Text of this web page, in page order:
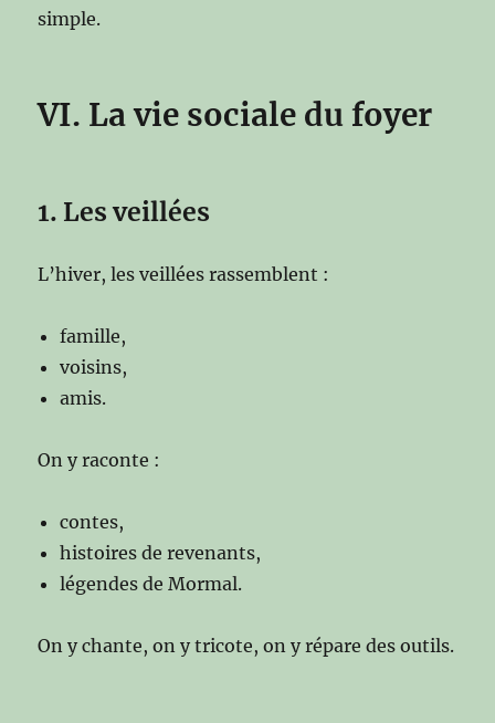
simple.
VI. La vie sociale du foyer
1. Les veillées
L’hiver, les veillées rassemblent :
famille,
voisins,
amis.
On y raconte :
contes,
histoires de revenants,
légendes de Mormal.
On y chante, on y tricote, on y répare des outils.